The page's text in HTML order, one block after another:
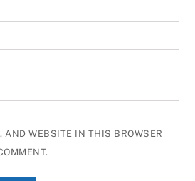
AND WEBSITE IN THIS BROWSER